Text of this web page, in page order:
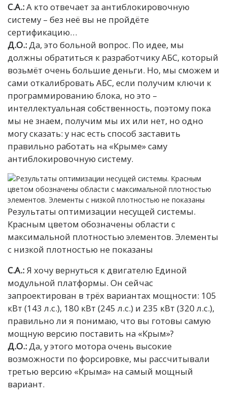
С.А.:А кто отвечает за антиблокировочную
систему – без неё вы не пройдёте
сертификацию…
Д.О.: Да, это больной вопрос. По идее, мы
должны обратиться к разработчику АБС, который
возьмёт очень большие деньги. Но, мы сможем и
сами откалибровать АБС, если получим ключи к
программированию блока, но это –
интеллектуальная собственность, поэтому пока
мы не знаем, получим мы их или нет, но одно
могу сказать: у нас есть способ заставить
правильно работать на «Крыме» саму
антиблокировочную систему.
Результаты оптимизации несущей системы.
Красным цветом обозначены области с
максимальной плотностью элементов. Элементы
с низкой плотностью не показаны
С.А.: Я хочу вернуться к двигателю Единой
модульной платформы. Он сейчас
запроектирован в трёх вариантах мощности: 105
кВт (143 л.с.), 180 кВт (245 л.с.) и 235 кВт (320 л.с.),
правильно ли я понимаю, что вы готовы самую
мощную версию поставить на «Крым»?
Д.О.: Да, у этого мотора очень высокие
возможности по форсировке, мы рассчитывали
третью версию «Крыма» на самый мощный
вариант.